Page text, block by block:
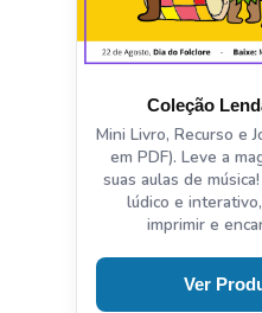
Coleção
Mini Livro, Recurso e
em PDF). Leve a
suas aulas de
lúdico e
imprimir e
Ver